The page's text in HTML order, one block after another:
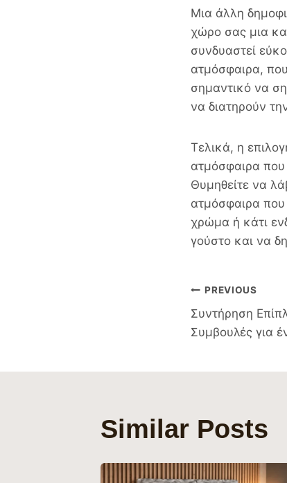
Μια άλλη
χώρο σας μια
συνδυαστεί
ατμόσφαιρα,
σημαντικό να
να διατηρούν
Τελικά, η
ατμόσφαιρα που
Θυμηθείτε να
ατμόσφαιρα που
χρώμα ή κάτι
γούστο και να
PREVIOUS
Συντήρηση
Συμβουλές για
Similar Posts